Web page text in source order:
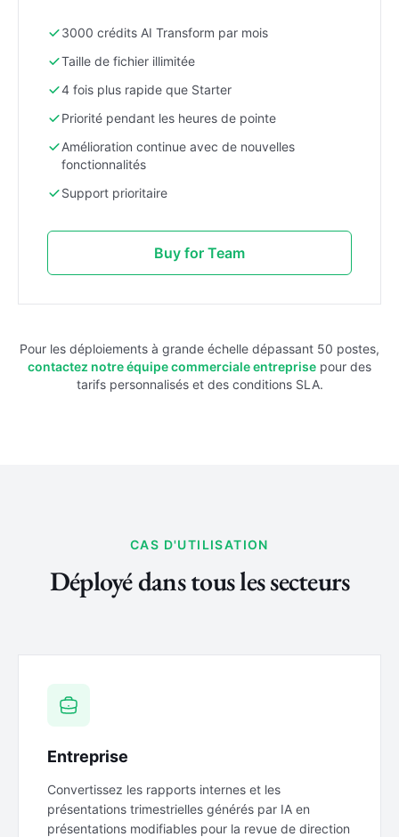
3000 crédits AI Transform par mois
Taille de fichier illimitée
4 fois plus rapide que Starter
Priorité pendant les heures de pointe
Amélioration continue avec de nouvelles
fonctionnalités
Support prioritaire
Buy for Team
Pour les déploiements à grande échelle dépassant 50 postes,
contactez notre équipe commerciale entreprise pour des
tarifs personnalisés et des conditions SLA.
CAS D'UTILISATION
Déployé dans tous les secteurs
Entreprise
Convertissez les rapports internes et les
présentations trimestrielles générés par IA en
présentations modifiables pour la revue de direction